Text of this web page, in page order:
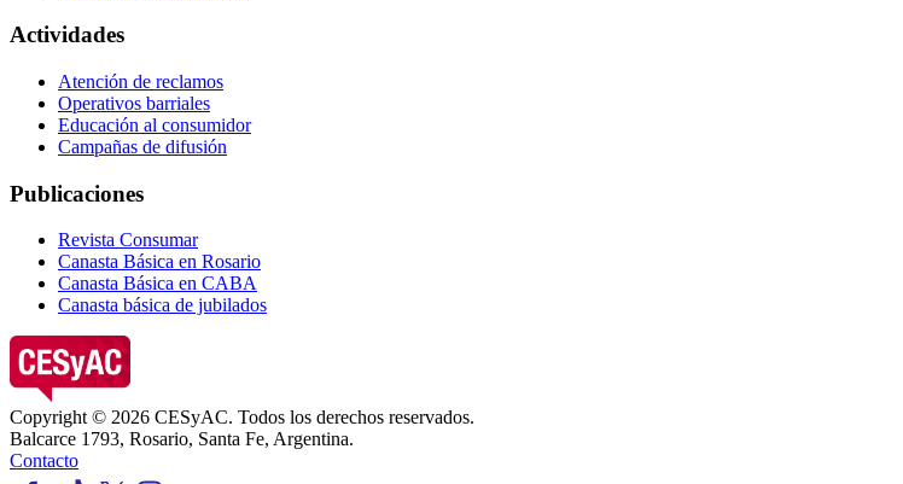
Actividades
Atención de reclamos
Operativos barriales
Educación al consumidor
Campañas de difusión
Publicaciones
Revista Consumar
Canasta Básica en Rosario
Canasta Básica en CABA
Canasta básica de jubilados
Copyright © 2026 CESyAC. Todos los derechos reservados.
Balcarce 1793, Rosario, Santa Fe, Argentina.
Contacto